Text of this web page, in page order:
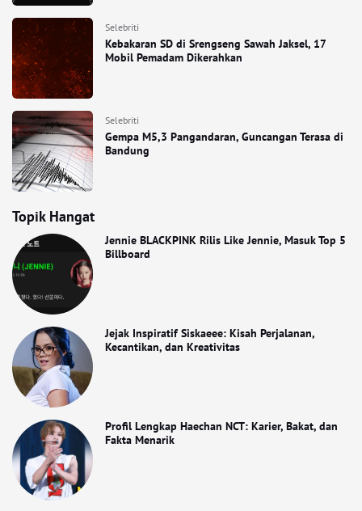
Selebriti
Kebakaran SD di Srengseng Sawah Jaksel, 17
Mobil Pemadam Dikerahkan
Selebriti
Gempa M5,3 Pangandaran, Guncangan Terasa di
Bandung
Topik Hangat
Jennie BLACKPINK Rilis Like Jennie, Masuk Top 5
Billboard
Jejak Inspiratif Siskaeee: Kisah Perjalanan,
Kecantikan, dan Kreativitas
Profil Lengkap Haechan NCT: Karier, Bakat, dan
Fakta Menarik